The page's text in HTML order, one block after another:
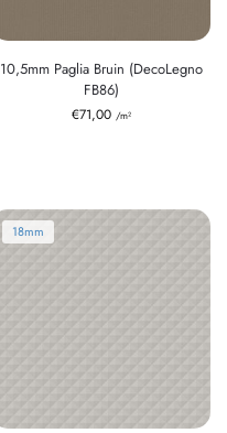
10,5mm Paglia Bruin (DecoLegno
FB86)
€71,00 /m²
18mm